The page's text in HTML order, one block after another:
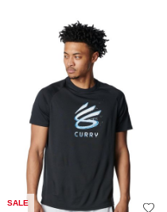
SALE